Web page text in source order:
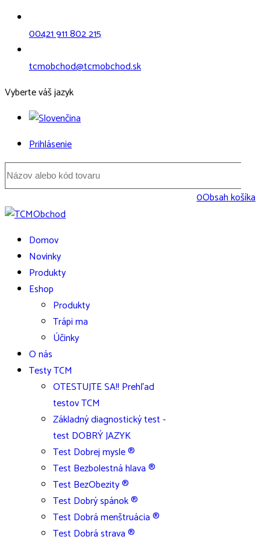
00421 911 802 215
tcmobchod@tcmobchod.sk
Vyberte váš jazyk
Prihlásenie
0Obsah košíka
Domov
Novinky
Produkty
Eshop
Produkty
Trápi ma
Účinky
O nás
Testy TCM
OTESTUJTE SA!! Prehľad
testov TCM
Základný diagnostický test -
test DOBRÝ JAZYK
Test Dobrej mysle ®
Test Bezbolestná hlava ®
Test BezObezity ®
Test Dobrý spánok ®
Test Dobrá menštruácia ®
Test Dobrá strava ®